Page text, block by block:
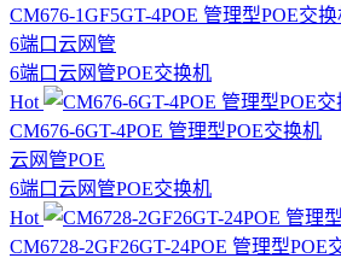
CM676-1GF5GT-4POE 管理型POE交
6端口云网管
6端口云网管POE交换机
Hot
CM676-6GT-4POE 管理型POE交换机
云网管POE
6端口云网管POE交换机
Hot
CM6728-2GF26GT-24POE 管理型POE